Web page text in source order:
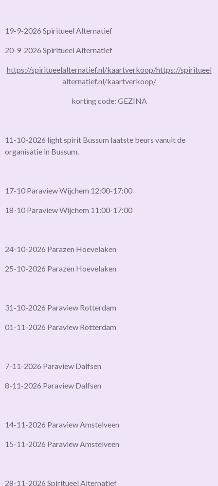
19-9-2026 Spiritueel Alternatief
20-9-2026 Spiritueel Alternatief
https://spiritueelalternatief.nl/kaartverkoop/https://spiritueel
alternatief.nl/kaartverkoop/
korting code: GEZINA
11-10-2026 light spirit Bussum laatste beurs vanuit de
organisatie in Bussum.
17-10 Paraview Wijchem 12:00-17:00
18-10 Paraview Wijchem 11:00-17:00
24-10-2026 Parazen Hoevelaken
25-10-2026 Parazen Hoevelaken
31-10-2026 Paraview Rotterdam
01-11-2026 Paraview Rotterdam
7-11-2026 Paraview Dalfsen
8-11-2026 Paraview Dalfsen
14-11-2026 Paraview Amstelveen
15-11-2026 Paraview Amstelveen
28-11-2026 Spiritueel Alternatief